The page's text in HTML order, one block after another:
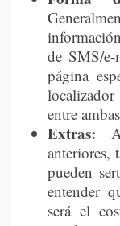
de SMS/
página
entre
Extras:
anteriores,
pueden
entender
será el